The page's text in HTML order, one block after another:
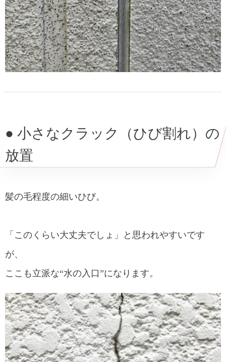
● 小さなクラック（ひび割れ）の
放置
髪の毛程度の細いひび。
「このくらい大丈夫でしょ」と思われやすいです
が、
ここも立派な“水の入口”になります。